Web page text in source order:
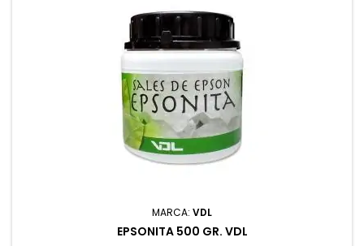
MARCA: VDL
EPSONITA 500 GR. VDL